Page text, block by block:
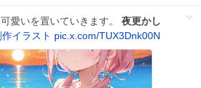
愛いを置いていきます。 夜更かし
イラスト pic.x.com/TUX3Dnk00N